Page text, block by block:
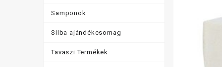
Samponok
Silba ajándékcsomag
Tavaszi Termékek